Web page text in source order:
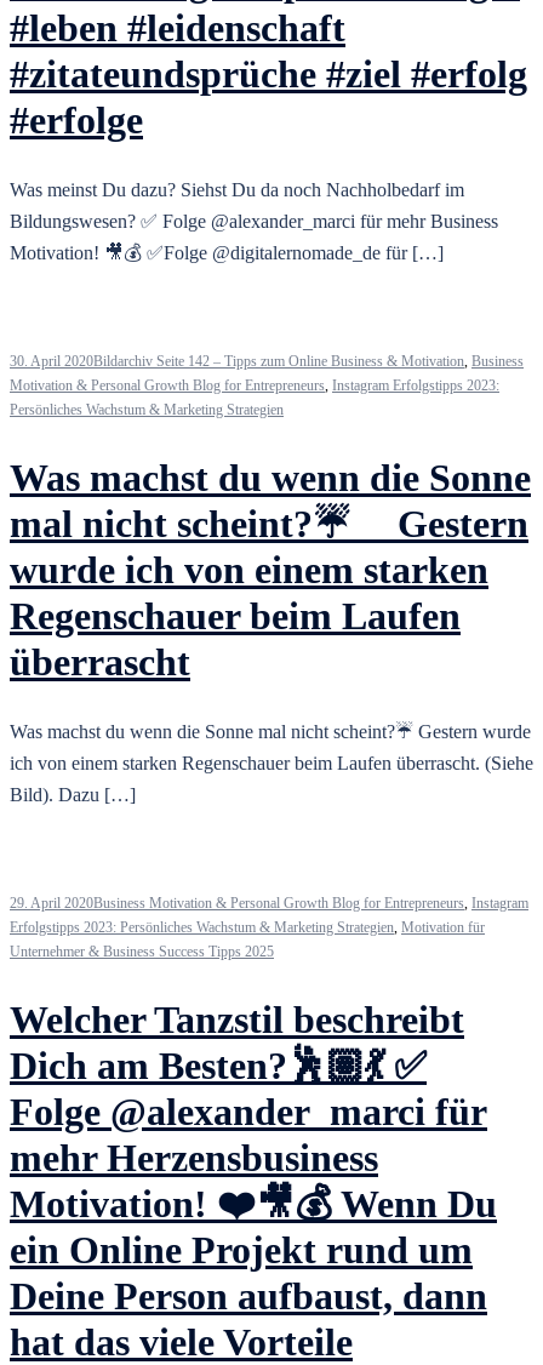
#leben #leidenschaft
#zitateundsprüche #ziel #erfolg
#erfolge
Was meinst Du dazu? Siehst Du da noch Nachholbedarf im
Bildungswesen? ✅ Folge @alexander_marci für mehr Business
Motivation! 🎥💰 ✅Folge @digitalernomade_de für […]
30. April 2020Bildarchiv Seite 142 – Tipps zum Online Business & Motivation, Business
Motivation & Personal Growth Blog for Entrepreneurs, Instagram Erfolgstipps 2023:
Persönliches Wachstum & Marketing Strategien
Was machst du wenn die Sonne
mal nicht scheint?☔ ⠀ Gestern
wurde ich von einem starken
Regenschauer beim Laufen
überrascht
Was machst du wenn die Sonne mal nicht scheint?☔ Gestern wurde
ich von einem starken Regenschauer beim Laufen überrascht. (Siehe
Bild). Dazu […]
29. April 2020Business Motivation & Personal Growth Blog for Entrepreneurs, Instagram
Erfolgstipps 2023: Persönliches Wachstum & Marketing Strategien, Motivation für
Unternehmer & Business Success Tipps 2025
Welcher Tanzstil beschreibt
Dich am Besten?🕺🏽💃 ✅
Folge @alexander_marci für
mehr Herzensbusiness
Motivation! ❤️🎥💰 Wenn Du
ein Online Projekt rund um
Deine Person aufbaust, dann
hat das viele Vorteile